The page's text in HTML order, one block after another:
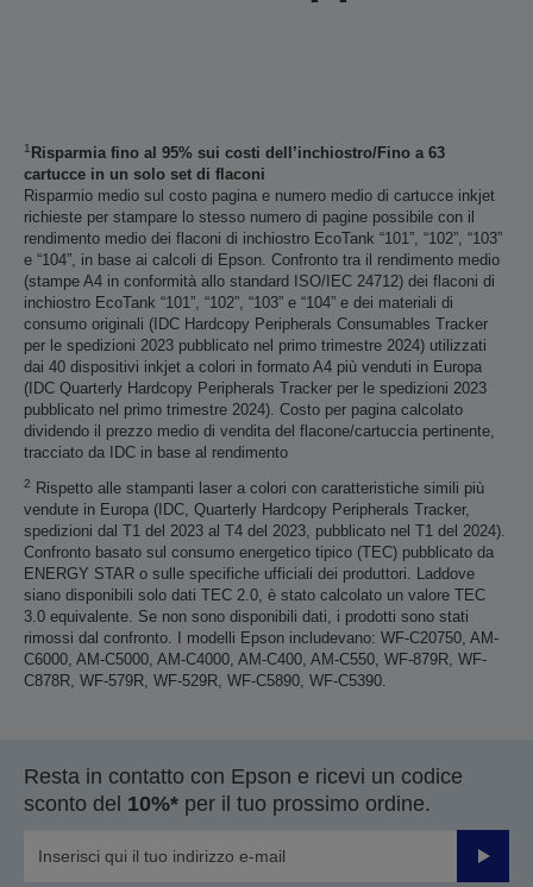
1 Risparmia fino al 95% sui costi dell’inchiostro/Fino a 63
cartucce in un solo set di flaconi
Risparmio medio sul costo pagina e numero medio di cartucce inkjet
richieste per stampare lo stesso numero di pagine possibile con il
rendimento medio dei flaconi di inchiostro EcoTank “101”, “102”, “103”
e “104”, in base ai calcoli di Epson. Confronto tra il rendimento medio
(stampe A4 in conformità allo standard ISO/IEC 24712) dei flaconi di
inchiostro EcoTank “101”, “102”, “103” e “104” e dei materiali di
consumo originali (IDC Hardcopy Peripherals Consumables Tracker
per le spedizioni 2023 pubblicato nel primo trimestre 2024) utilizzati
dai 40 dispositivi inkjet a colori in formato A4 più venduti in Europa
(IDC Quarterly Hardcopy Peripherals Tracker per le spedizioni 2023
pubblicato nel primo trimestre 2024). Costo per pagina calcolato
dividendo il prezzo medio di vendita del flacone/cartuccia pertinente,
tracciato da IDC in base al rendimento
2
Rispetto alle stampanti laser a colori con caratteristiche simili più
vendute in Europa (IDC, Quarterly Hardcopy Peripherals Tracker,
spedizioni dal T1 del 2023 al T4 del 2023, pubblicato nel T1 del 2024).
Confronto basato sul consumo energetico tipico (TEC) pubblicato da
ENERGY STAR o sulle specifiche ufficiali dei produttori. Laddove
siano disponibili solo dati TEC 2.0, è stato calcolato un valore TEC
3.0 equivalente. Se non sono disponibili dati, i prodotti sono stati
rimossi dal confronto. I modelli Epson includevano: WF-C20750, AM-
C6000, AM-C5000, AM-C4000, AM-C400, AM-C550, WF-879R, WF-
C878R, WF-579R, WF-529R, WF-C5890, WF-C5390.
Resta in contatto con Epson e ricevi un codice
sconto del 10%* per il tuo prossimo ordine.
Invia